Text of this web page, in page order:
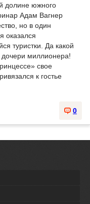
долине южного
Адам Вагнер
но в один
оказался
туристки. Да какой
дочери миллионера!
свое
к гостье
0